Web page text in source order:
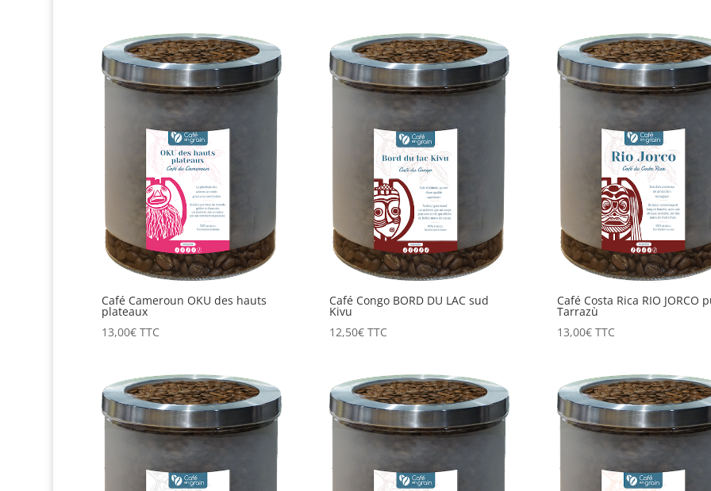
Café Cameroun OKU des hauts
plateaux
13,00€ TTC
Café Congo BORD DU LAC sud
Kivu
12,50€ TTC
Café Costa Rica RIO JORCO
Tarrazù
13,00€ TTC